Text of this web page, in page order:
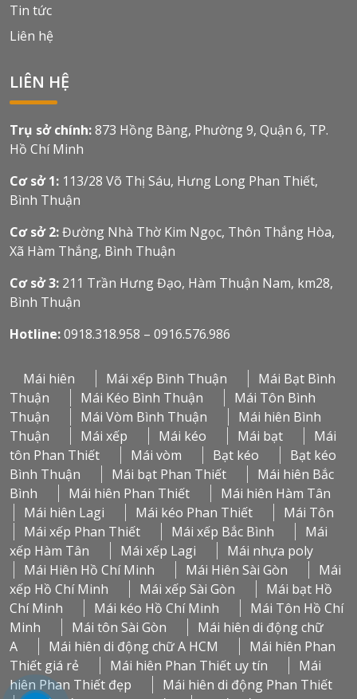
Tin tức
Liên hệ
LIÊN HỆ
Trụ sở chính:873 Hồng Bàng, Phường 9, Quận 6, TP.
Hồ Chí Minh
Cơ sở 1: 113/28 Võ Thị Sáu, Hưng Long Phan Thiết,
Bình Thuận
Cơ sở 2:Đường Nhà Thờ Kim Ngọc, Thôn Thắng Hòa,
Xã Hàm Thắng, Bình Thuận
Cơ sở 3: 211 Trần Hưng Đạo, Hàm Thuận Nam, km28,
Bình Thuận
Hotline:0918.318.958 – 0916.576.986
Mái hiên Mái xếp Bình Thuận
Mái Bạt Bình
Thuận
Mái Kéo Bình Thuận
Mái Tôn Bình
Thuận
Mái Vòm Bình Thuận
Mái hiên Bình
Thuận
Mái xếp Mái kéo Mái bạt
Mái
tôn Phan Thiết
Mái vòm Bạt kéo
Bạt kéo
Bình Thuận
Mái bạt Phan Thiết
Mái hiên Bắc
Bình
Mái hiên Phan Thiết
Mái hiên Hàm Tân
Mái hiên Lagi
Mái kéo Phan Thiết
Mái Tôn
Mái xếp Phan Thiết
Mái xếp Bắc Bình
Mái
xếp Hàm Tân
Mái xếp Lagi
Mái nhựa poly
Mái Hiên Hồ Chí Minh
Mái Hiên Sài Gòn
Mái
xếp Hồ Chí Minh
Mái xếp Sài Gòn
Mái bạt Hồ
Chí Minh
Mái kéo Hồ Chí Minh
Mái Tôn Hồ Chí
Minh
Mái tôn Sài Gòn
Mái hiên di động chữ
A
Mái hiên di động chữ A HCM
Mái hiên Phan
Thiết giá rẻ
Mái hiên Phan Thiết uy tín
Mái
hiên Phan Thiết đẹp
Mái hiên di động Phan Thiết